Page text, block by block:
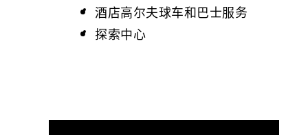
酒店高尔夫球车和巴士服务
探索中心